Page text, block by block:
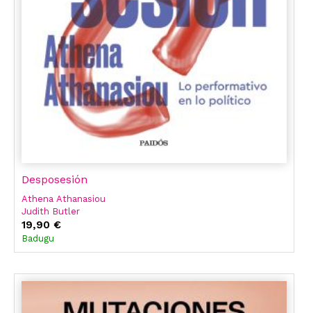
Desposesión
Athena Athanasiou
Judith Butler
19,90 €
Badugu